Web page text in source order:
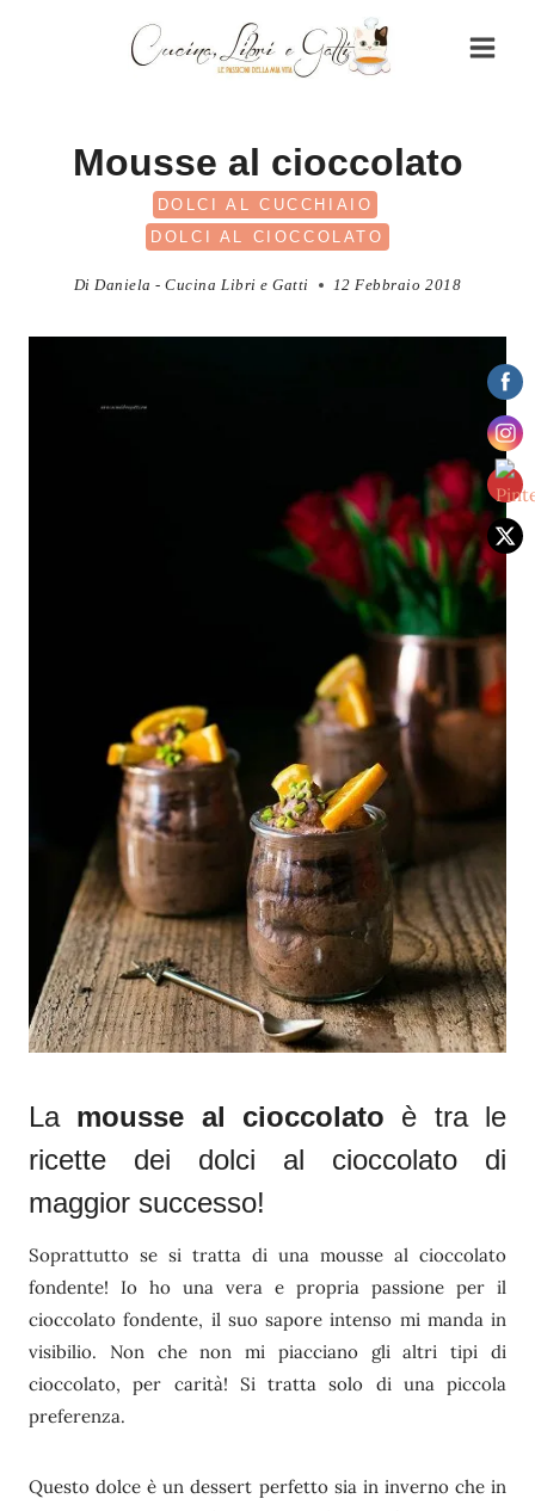
Mousse al cioccolato
DOLCI AL CUCCHIAIO
DOLCI AL CIOCCOLATO
Di Daniela - Cucina Libri e Gatti 12 Febbraio 2018
La mousse al cioccolato è tra le
ricette dei dolci al cioccolato di
maggior successo!
Soprattutto se si tratta di una mousse al cioccolato
fondente! Io ho una vera e propria passione per il
cioccolato fondente, il suo sapore intenso mi manda in
visibilio. Non che non mi piacciano gli altri tipi di
cioccolato, per carità! Si tratta solo di una piccola
preferenza.
Questo dolce è un dessert perfetto sia in inverno che in